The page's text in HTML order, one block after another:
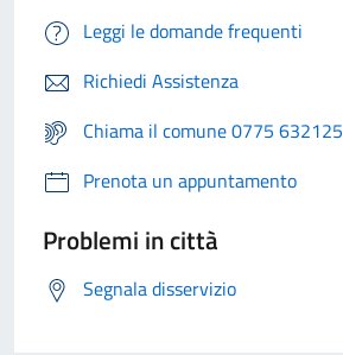
Leggi le domande frequenti
Richiedi Assistenza
Chiama il comune 0775 632125
Prenota un appuntamento
Problemi in città
Segnala disservizio